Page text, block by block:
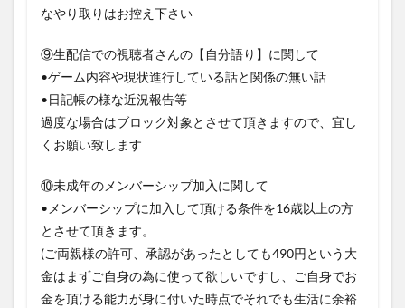
なやり取りはお控え下さい
⑨生配信での視聴者さんの【自分語り】に関して
•ゲーム内容や現状進行している話と関係の無い話
•日記帳の様な近況報告等
過度な場合はブロック対象とさせて頂きますので、宜し
くお願い致します
⑩未成年のメンバーシップ加入に関して
•メンバーシップに加入して頂ける条件を16歳以上の方
とさせて頂きます。
(ご両親様の許可、承認があったとしても490円という大
金はまずご自身の為に使って欲しいですし、ご自身でお
金を頂ける能力が身に付いた時点でそれでも生活に余裕